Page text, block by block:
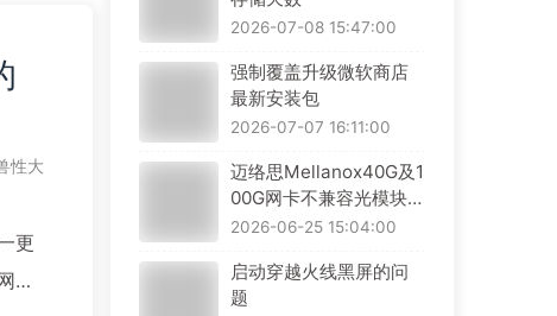
性大
更
站
2026-07-08 15:47:00
强制覆盖升级微软商店
最新安装包
2026-07-07 16:11:00
迈络思Mellanox40G及1
00G网卡不兼容光模块解
决办法
2026-06-25 15:04:00
启动穿越火线黑屏的问
题